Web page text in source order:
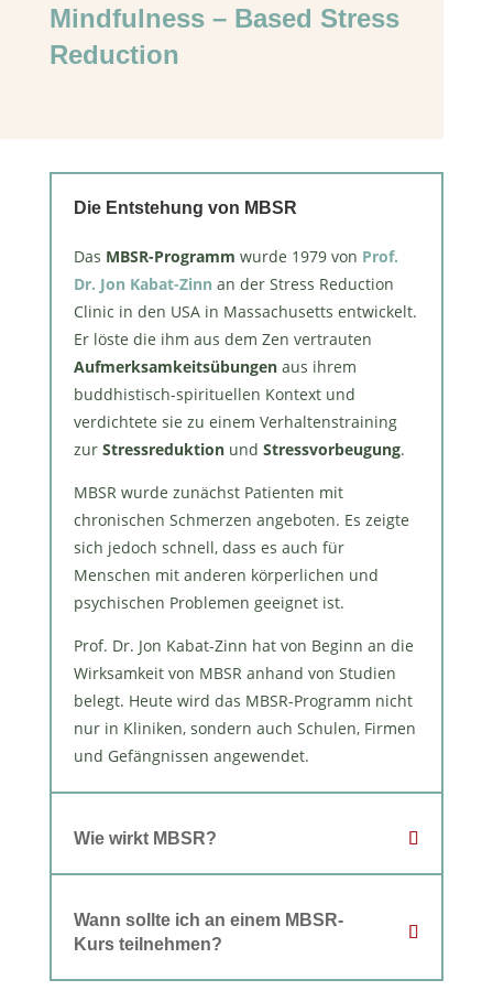
Mindfulness – Based Stress
Reduction
Die Entstehung von MBSR
Das MBSR-Programm wurde 1979 von Prof.
Dr. Jon Kabat-Zinn an der Stress Reduction
Clinic in den USA in Massachusetts entwickelt.
Er löste die ihm aus dem Zen vertrauten
Aufmerksamkeitsübungenaus ihrem
buddhistisch-spirituellen Kontext und
verdichtete sie zu einem Verhaltenstraining
zur Stressreduktionund Stressvorbeugung.
MBSR wurde zunächst Patienten mit
chronischen Schmerzen angeboten. Es zeigte
sich jedoch schnell, dass es auch für
Menschen mit anderen körperlichen und
psychischen Problemen geeignet ist.
Prof. Dr. Jon Kabat-Zinn hat von Beginn an die
Wirksamkeit von MBSR anhand von Studien
belegt. Heute wird das MBSR-Programm nicht
nur in Kliniken, sondern auch Schulen, Firmen
und Gefängnissen angewendet.
Wie wirkt MBSR?
Wann sollte ich an einem MBSR-
Kurs teilnehmen?